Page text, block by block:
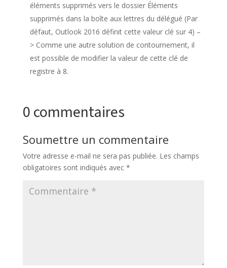
éléments supprimés vers le dossier Éléments
supprimés dans la boîte aux lettres du délégué (Par
défaut, Outlook 2016 définit cette valeur clé sur 4) –
> Comme une autre solution de contournement, il
est possible de modifier la valeur de cette clé de
registre à 8.
0 commentaires
Soumettre un commentaire
Votre adresse e-mail ne sera pas publiée. Les champs
obligatoires sont indiqués avec *